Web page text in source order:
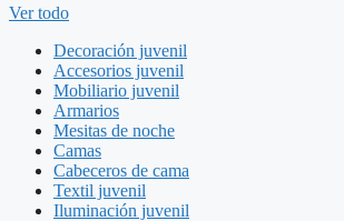
Ver todo
Decoración juvenil
Accesorios juvenil
Mobiliario juvenil
Armarios
Mesitas de noche
Camas
Cabeceros de cama
Textil juvenil
Iluminación juvenil